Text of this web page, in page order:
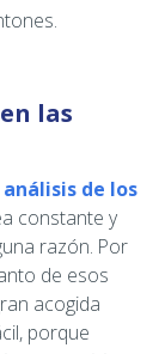
las
análisis de los
constante y
razón. Por
de esos
acogida
porque